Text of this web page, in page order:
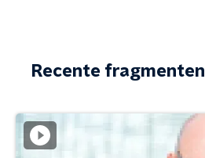
Recente fragmenten